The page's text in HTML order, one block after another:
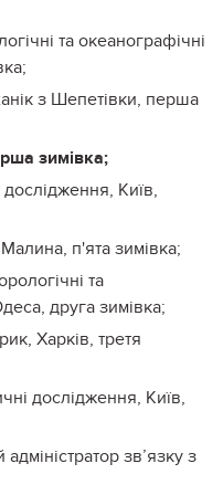
та океанографічні
з Шепетівки, перша
зимівка;
дослідження, Київ,
п'ята зимівка;
та
друга зимівка;
Харків, третя
дослідження, Київ,
зв’язку з